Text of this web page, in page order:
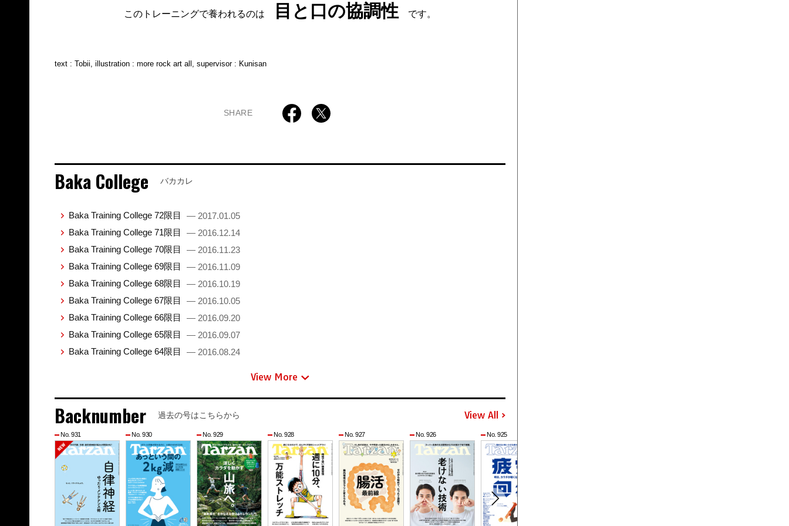
このトレーニングで養われるのは 目と口の協調性 です。
text : Tobii, illustration : more rock art all, supervisor : Kunisan
SHARE
Baka College バカカレ
Baka Training College 72限目
— 2017.01.05
Baka Training College 71限目
— 2016.12.14
Baka Training College 70限目
— 2016.11.23
Baka Training College 69限目
— 2016.11.09
Baka Training College 68限目
— 2016.10.19
Baka Training College 67限目
— 2016.10.05
Baka Training College 66限目
— 2016.09.20
Baka Training College 65限目
— 2016.09.07
Baka Training College 64限目
— 2016.08.24
View More
Backnumber 過去の号はこちらから View All
No. 931 No. 930 No. 929 No. 928 No. 927 No. 926 No. 925